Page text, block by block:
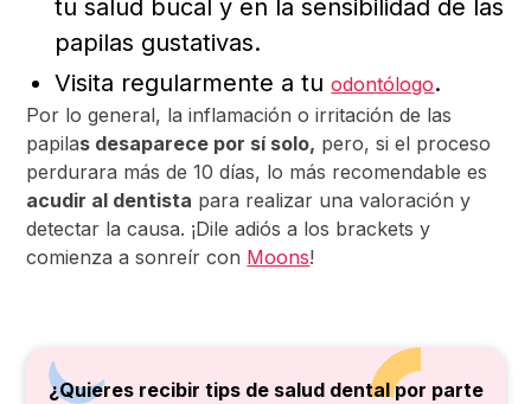
tu salud bucal y en la sensibilidad de las
papilas gustativas.
Visita regularmente a tuodontólogo.
Por lo general, la inflamación o irritación de las
papilas desaparece por sí solo, pero, si el proceso
perdurara más de 10 días, lo más recomendable es
acudir al dentista para realizar una valoración y
detectar la causa. ¡Dile adiós a los brackets y
comienza a sonreír con Moons!
¿Quieres recibir tips de salud dental por parte